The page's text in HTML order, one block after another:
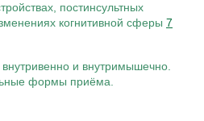
постинсультных
когнитивной сферы 7
и внутримышечно.
формы приёма.